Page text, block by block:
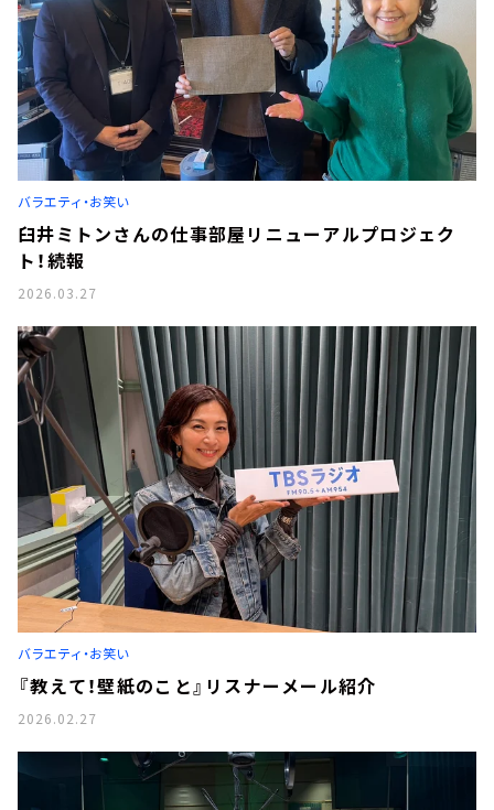
バラエティ・お笑い
臼井ミトンさんの仕事部屋リニューアルプロジェク
ト！続報
2026.03.27
バラエティ・お笑い
『教えて！壁紙のこと』リスナーメール紹介
2026.02.27